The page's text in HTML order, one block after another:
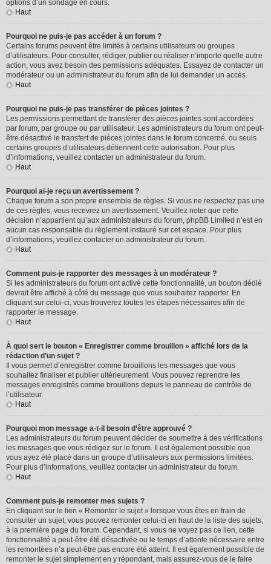
options d’un sondage en cours.
Haut
Pourquoi ne puis-je pas accéder à un forum ?
Certains forums peuvent être limités à certains utilisateurs ou groupes
d’utilisateurs. Pour consulter, rédiger, publier ou réaliser n’importe quelle autre
action, vous avez besoin des permissions adéquates. Essayez de contacter un
modérateur ou un administrateur du forum afin de lui demander un accès.
Haut
Pourquoi ne puis-je pas transférer de pièces jointes ?
Les permissions permettant de transférer des pièces jointes sont accordées
par forum, par groupe ou par utilisateur. Les administrateurs du forum ont peut-
être désactivé le transfert de pièces jointes dans le forum concerné, ou seuls
certains groupes d’utilisateurs détiennent cette autorisation. Pour plus
d’informations, veuillez contacter un administrateur du forum.
Haut
Pourquoi ai-je reçu un avertissement ?
Chaque forum a son propre ensemble de règles. Si vous ne respectez pas une
de ces règles, vous recevrez un avertissement. Veuillez noter que cette
décision n’appartient qu’aux administrateurs du forum, phpBB Limited n’est en
aucun cas responsable du règlement instauré sur cet espace. Pour plus
d’informations, veuillez contacter un administrateur du forum.
Haut
Comment puis-je rapporter des messages à un modérateur ?
Si les administrateurs du forum ont activé cette fonctionnalité, un bouton dédié
devrait être affiché à côté du message que vous souhaitez rapporter. En
cliquant sur celui-ci, vous trouverez toutes les étapes nécessaires afin de
rapporter le message.
Haut
À quoi sert le bouton « Enregistrer comme brouillon » affiché lors de la
rédaction d’un sujet ?
Il vous permet d’enregistrer comme brouillons les messages que vous
souhaitez finaliser et publier ultérieurement. Vous pouvez reprendre les
messages enregistrés comme brouillons depuis le panneau de contrôle de
l’utilisateur.
Haut
Pourquoi mon message a-t-il besoin d’être approuvé ?
Les administrateurs du forum peuvent décider de soumettre à des vérifications
les messages que vous rédigez sur le forum. Il est également possible que
vous ayez été placé dans un groupe d’utilisateurs aux permissions limitées.
Pour plus d’informations, veuillez contacter un administrateur du forum.
Haut
Comment puis-je remonter mes sujets ?
En cliquant sur le lien « Remonter le sujet » lorsque vous êtes en train de
consulter un sujet, vous pouvez remonter celui-ci en haut de la liste des sujets,
à la première page du forum. Cependant, si vous ne voyez pas ce lien, cette
fonctionnalité a peut-être été désactivée ou le temps d’attente nécessaire entre
les remontées n’a peut-être pas encore été atteint. Il est également possible de
remonter le sujet simplement en y répondant, mais assurez-vous de le faire